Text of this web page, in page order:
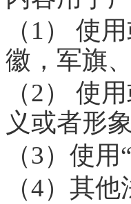
（1） 使
徽，军旗
（2） 使
义或者形象
（3）使
（4）其